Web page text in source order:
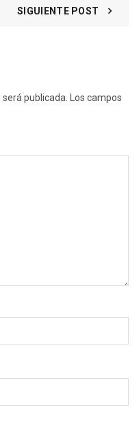
SIGUIENTE POST
publicada. Los campos